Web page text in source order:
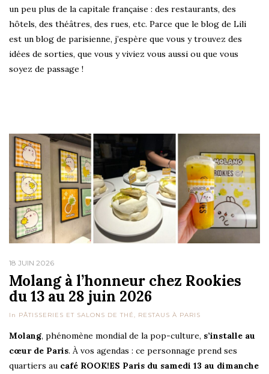
un peu plus de la capitale française : des restaurants, des
hôtels, des théâtres, des rues, etc. Parce que le blog de Lili
est un blog de parisienne, j’espère que vous y trouvez des
idées de sorties, que vous y viviez vous aussi ou que vous
soyez de passage !
18 JUIN 2026
Molang à l’honneur chez Rookies
du 13 au 28 juin 2026
In PÂTISSERIES ET SALONS DE THÉ, RESTAUS À PARIS
Molang, phénomène mondial de la pop-culture, s’installe au
cœur de Paris. À vos agendas : ce personnage prend ses
quartiers au café ROOK!ES Paris du samedi 13 au dimanche